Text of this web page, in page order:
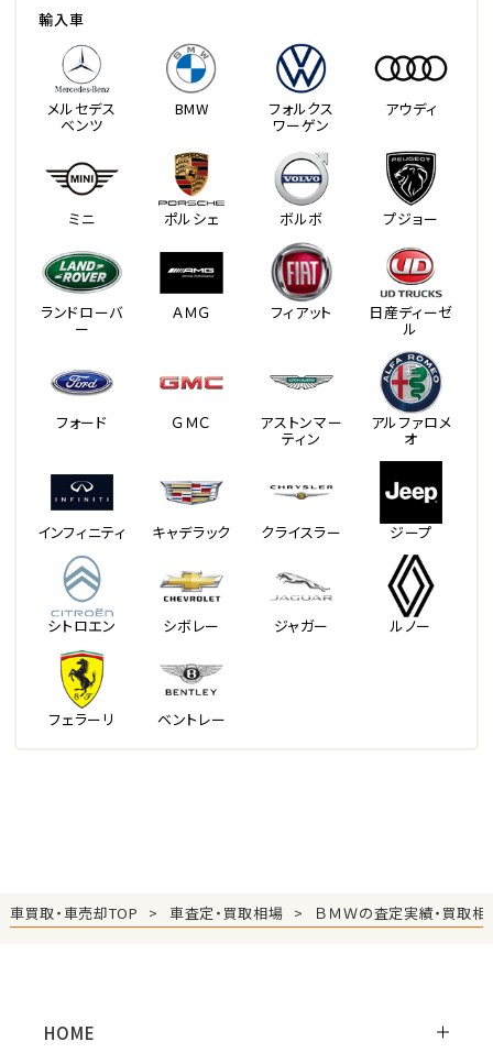
輸入車
メルセデス
ベンツ
BMW フォルクス
ワーゲン
アウディ
ミニ ポルシェ ボルボ プジョー
ランドローバ
ー
ＡＭＧ フィアット 日産ディーゼ
ル
フォード ＧＭＣ アストンマー
ティン
アルファロメ
オ
インフィニティ キャデラック クライスラー ジープ
シトロエン シボレー ジャガー ルノー
フェラーリ ベントレー
車買取・車売却TOP 車査定・買取相場 ＢＭＷの査定実績・買取相
HOME